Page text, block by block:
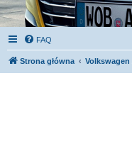
FAQ
Strona główna Volkswagen